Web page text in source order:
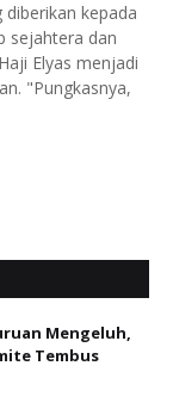
kepada
sejahtera dan
Elyas menjadi
"Pungkasnya,
Mengeluh,
Tembus